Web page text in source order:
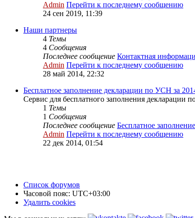
Admin Перейти к последнему сообщению
24 сен 2019, 11:39
Наши партнеры
4 Темы
4 Сообщения
Последнее сообщение Контактная
Admin Перейти к последнему сообщению
28 май 2014, 22:32
Бесплатное заполнение декларации по УСН за
Сервис для бесплатного заполнения
1 Темы
1 Сообщения
Последнее сообщение Бесплатное
Admin Перейти к последнему сообщению
22 дек 2014, 01:54
Список форумов
Часовой пояс: UTC+03:00
Удалить cookies